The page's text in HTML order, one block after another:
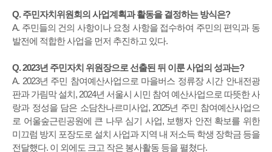
Q. 주민자치위원회의 사업계획과 활동을 결정하는 방식은?
A. 주민들의 건의 사항이나 요청 사항을 접수하여 주민의 편익과 동
발전에 적합한 사업을 먼저 추진하고 있다.
Q. 2023년 주민자치 위원장으로 선출된 뒤 이룬 사업의 성과는?
A. 2023년 주민 참여예산사업으로 마을버스 정류장 시간 안내전광
판과 가림막 설치, 2024년 서울시 시민 참여 예산사업으로 따뜻한 사
랑과 정성을 담은 소담찬나르미사업, 2025년 주민 참여예산사업으
로 어울숲근린공원에 큰 나무 심기 사업, 보행자 안전 확보를 위한
미끄럼 방지 포장도로 설치 사업과 지역 내 저소득 학생 장학금 등을
전달했다. 이 외에도 크고 작은 봉사활동 등을 펼쳤다.